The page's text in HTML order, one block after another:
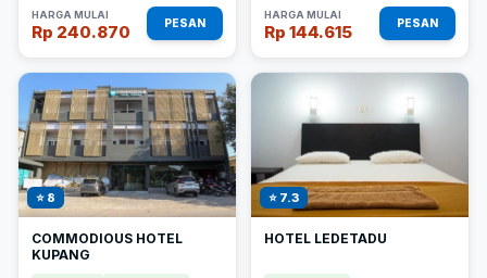
HARGA MULAI
Rp 240.870 PESAN
HARGA MULAI
Rp 144.615 PESAN
⭐ 8
COMMODIOUS HOTEL
KUPANG
⭐ 7.3
HOTEL LEDETADU